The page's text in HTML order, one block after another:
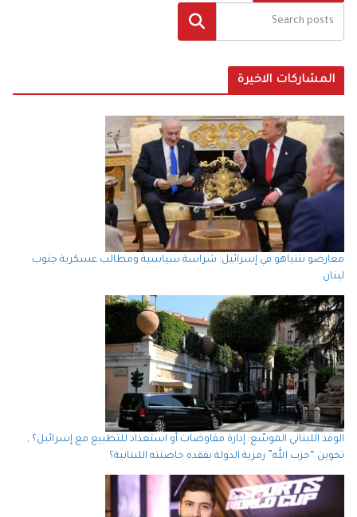
البحث
المشاركات الاخيرة
معارضو نتنياهو في إسرائيل: شراسة سياسية ومطالب عسكرية جنوب
لبنان
الوفد اللبناني الموسّع: إدارة مفاوضات أو استعداد للتطبيع مع إسرائيل؟ ,
تخوين “حزب الله” رمزية الدولة يفقده حاضنته اللبنانية؟